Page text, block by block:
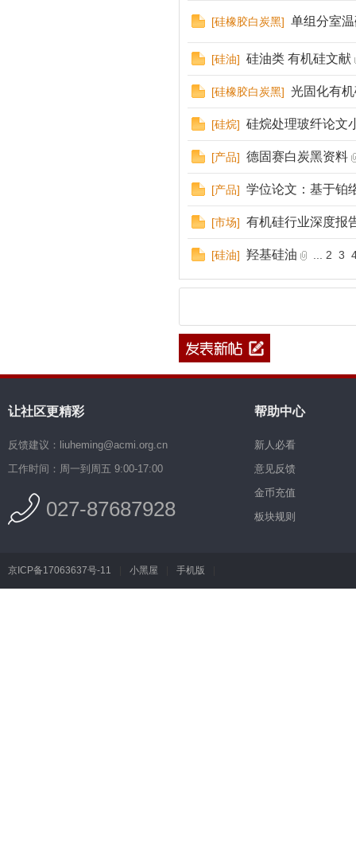
[硅橡胶白炭黑] 单组分室
[硅油] 硅油类 有机硅文献
[硅橡胶白炭黑] 光固化有
[硅烷] 硅烷处理玻纤论文
[产品] 德固赛白炭黑资料
[产品] 学位论文：基于铂
[市场] 有机硅行业深度报
[硅油] 羟基硅油 2 3
让社区更精彩
反馈建议：liuheming@acmi.org.cn
工作时间：周一到周五 9:00-17:00
027-87687928
帮助中心
新人必看
意见反馈
金币充值
板块规则
京ICP备17063637号-11 小黑屋 手机版